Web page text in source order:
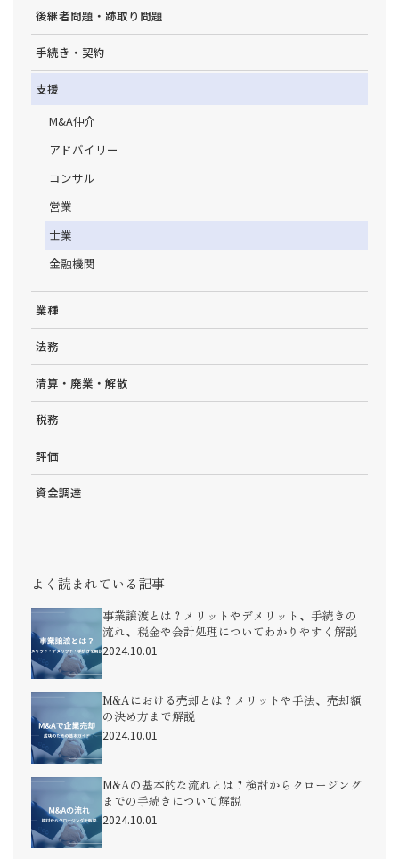
後継者問題・跡取り問題
手続き・契約
支援
M&A仲介
アドバイリー
コンサル
営業
士業
金融機関
業種
法務
清算・廃業・解散
税務
評価
資金調達
よく読まれている記事
事業譲渡とは？メリットやデメリット、手続きの
流れ、税金や会計処理についてわかりやすく解説
2024.10.01
M&Aにおける売却とは？メリットや手法、売却額
の決め方まで解説
2024.10.01
M&Aの基本的な流れとは？検討からクロージング
までの手続きについて解説
2024.10.01